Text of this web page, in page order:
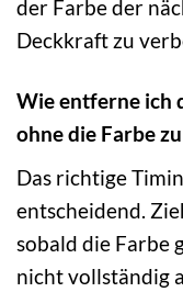
der Farbe der
Deckkraft zu
Wie entferne ich
ohne die Farbe
Das richtige
entscheidend.
sobald die Farbe
nicht vollständig